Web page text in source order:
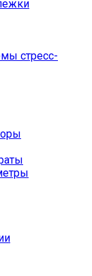
стресс-